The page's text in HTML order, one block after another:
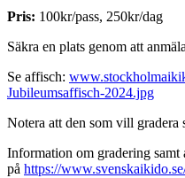
Pris: 100kr/pass, 250kr/dag
Säkra en plats genom att
Se affisch:
Jubileumsaffisch-2024.jpg
Notera att den som vill gradera
Information om gradering samt
på https://